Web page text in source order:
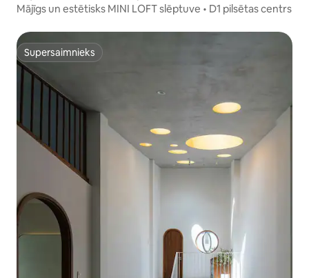
Mājīgs un estētisks MINI LOFT slēptuve • D1 pilsētas centrs
Supersaimnieks
Supersaimnieks